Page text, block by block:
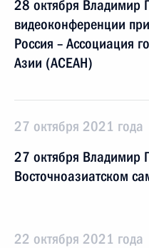
28 октября Владимир
видеоконференции
Россия – Ассоциация
Азии (АСЕАН)
27 октября 2021 года
27 октября Владимир
Восточноазиатском
22 октября 2021 года